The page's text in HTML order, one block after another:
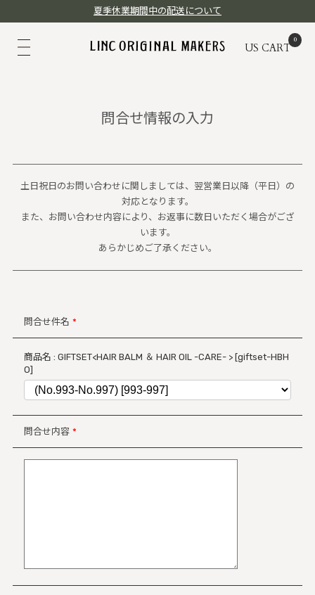
夏季休業期間中の配送について
US CART
問合せ情報の入力
土日祝日のお問い合わせに関しましては、翌営業日以降（平日）の
対応となります。
また、お問い合わせ内容により、お返事に数日いただく場合がござ
います。
あらかじめご了承ください。
問合せ件名 *
商品名 : GIFTSET<HAIR BALM ＆ HAIR OIL -CARE- > [giftset-HBH
O]
問合せ内容 *